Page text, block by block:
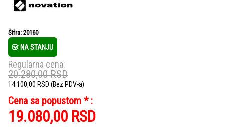
Šifra: 20160
NA STANJU
Regularna cena:
20.280,00RSD
14.100,00 RSD (Bez PDV-a)
Cena sa popustom * :
19.080,00 RSD